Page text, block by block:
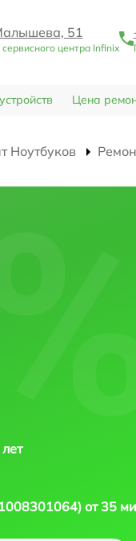
51
центра Infinix
Цена
Ноутбуков
от 35